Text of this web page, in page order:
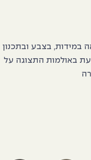
במידות, בצבע ובתכנון
באולמות התצוגה על